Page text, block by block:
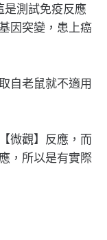
是測試免疫反應
因突變，患上癌
自老鼠就不適用
微觀】反應，而
，所以是有實際